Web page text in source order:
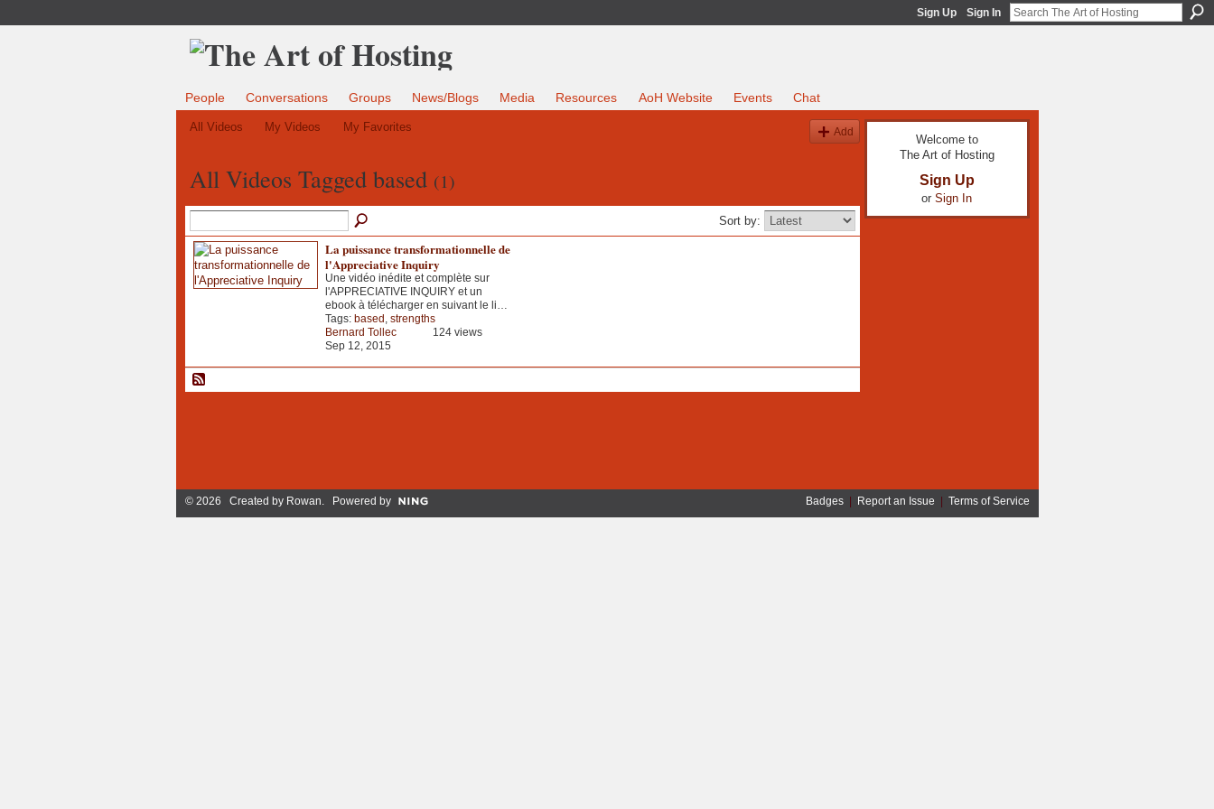
Sign Up Sign In
People Conversations Groups News/Blogs Media Resources AoH Website Events Chat
All Videos My Videos My Favorites Add
All Videos Tagged based (1)
Sort by:
La puissance transformationnelle de
l'Appreciative Inquiry
Une vidéo inédite et complète sur
l'APPRECIATIVE INQUIRY et un
ebook à télécharger en suivant le li…
Tags: based strengths
Bernard Tollec
Sep 12, 2015
124 views
Welcome to
The Art of Hosting
Sign Up
or Sign In
© 2026 Created by Rowan. Powered by Badges| Report an Issue Terms of Service